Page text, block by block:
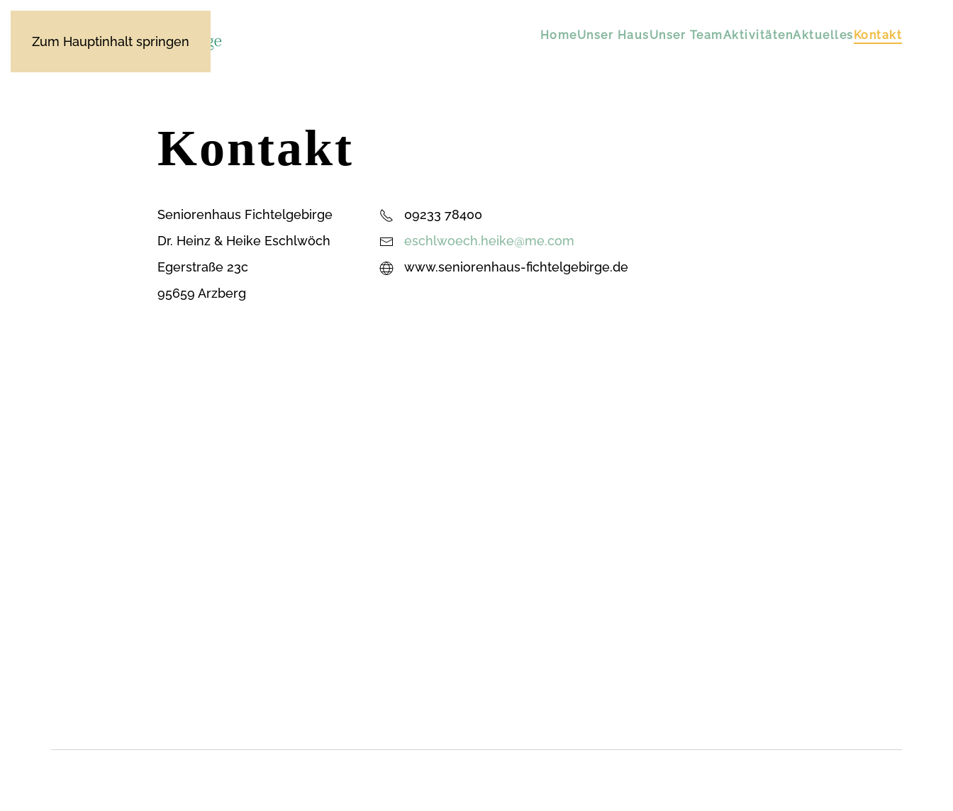
Zum Hauptinhalt springen HomeUnser HausUnser TeamAktivitätenAktuellesKontakt
Kontakt
Seniorenhaus Fichtelgebirge
Dr. Heinz & Heike Eschlwöch
Egerstraße 23c
95659 Arzberg
09233 78400
eschlwoech.heike@me.com
www.seniorenhaus-fichtelgebirge.de